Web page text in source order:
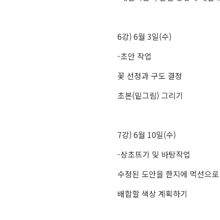
6강) 6월 3일(수)
-초안 작업
꽃 선정과 구도 결정
초본(밑그림) 그리기
7강) 6월 10일(수)
-상초뜨기 및 바탕작업
수정된 도안을 한지에 먹선으
배합할 색상 계획하기